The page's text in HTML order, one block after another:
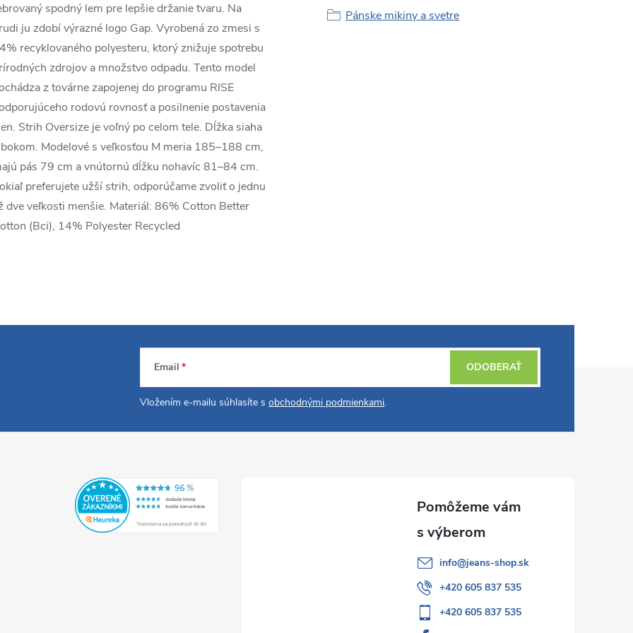
spodný lem pre lepšie držanie tvaru. Na
ju zdobí výrazné logo Gap. Vyrobená zo zmesi s
recyklovaného polyesteru, ktorý znižuje spotrebu
zdrojov a množstvo odpadu. Tento model
z továrne zapojenej do programu RISE
rodovú rovnosť a posilnenie postavenia
Strih Oversize je voľný po celom tele. Dĺžka siaha
Modelové s veľkosťou M meria 185–188 cm,
pás 79 cm a vnútornú dĺžku nohavíc 81–84 cm.
preferujete užší strih, odporúčame zvoliť o jednu
dve veľkosti menšie. Materiál: 86% Cotton Better
(Bci), 14% Polyester Recycled
Pánske mikiny a svetre
Email
Vložením e-mailu súhlasíte s obchodnými podmienkami.
ODOBERAŤ
info@jeans-shop.sk
+420 605 837 535
+420 605 837 535